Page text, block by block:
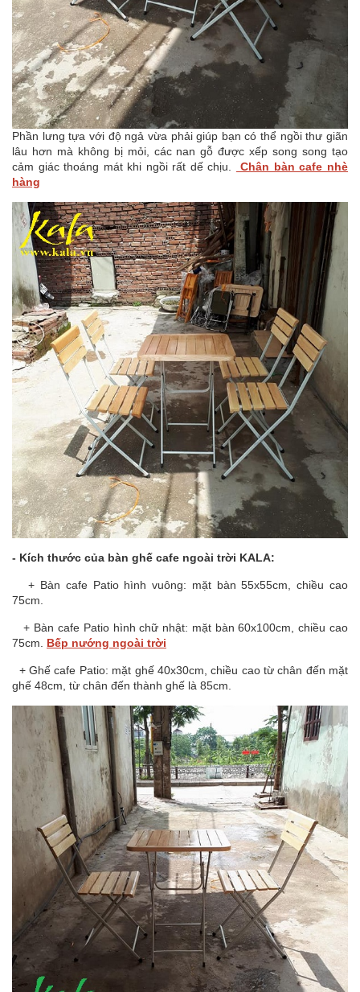
Phần lưng tựa với độ ngả vừa phải giúp bạn có thể ngồi thư giãn
lâu hơn mà không bị mỏi, các nan gỗ được xếp song song tạo
cảm giác thoáng mát khi ngồi rất dế chịu.
Chân bàn cafe nhè
hàng
- Kích thước của bàn ghế cafe ngoài trời KALA:
+ Bàn cafe Patio hình vuông: mặt bàn 55x55cm, chiều cao
75cm.
+ Bàn cafe Patio hình chữ nhật: mặt bàn 60x100cm, chiều cao
75cm.
Bếp nướng ngoài trời
+ Ghế cafe Patio: mặt ghế 40x30cm, chiều cao từ chân đến mặt
ghế 48cm, từ chân đến thành ghế là 85cm.